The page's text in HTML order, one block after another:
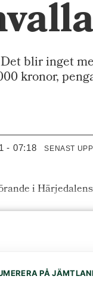
blir inget
kronor,
- 07:18 SENAST
i
PÅ